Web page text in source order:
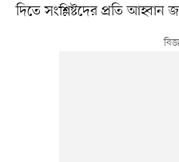
দিতে সংশ্লিষ্টদের প্রতি আহ্বান